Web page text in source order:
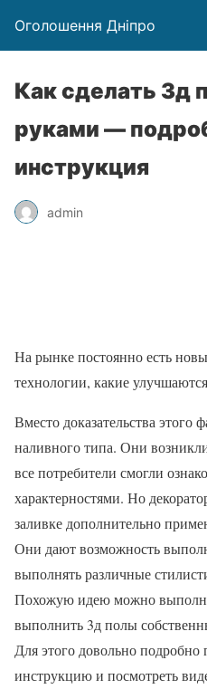
Оголошення Дніпро
Как сделать 3д
руками —
инструкция
admin
На рынке постоянно есть
технологии, какие
Вместо доказательства
наливного типа. Они
все потребители смогли
характерностями. Но
заливке дополнительно
Они дают возможность
выполнять различные
Похожую идею можно
выполнить 3д полы
Для этого довольно
инструкцию и посмотреть